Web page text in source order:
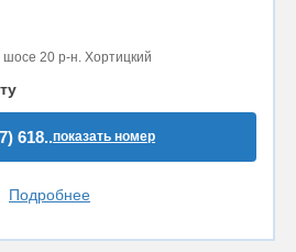
20 р-н. Хортицкий
618..показать номер
Подробнее